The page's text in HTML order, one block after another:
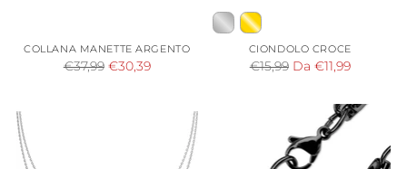
COLLANA MANETTE ARGENTO
Prezzo
€37,99 €30,39
CIONDOLO CROCE
Prezzo
€15,99 Da €11,99